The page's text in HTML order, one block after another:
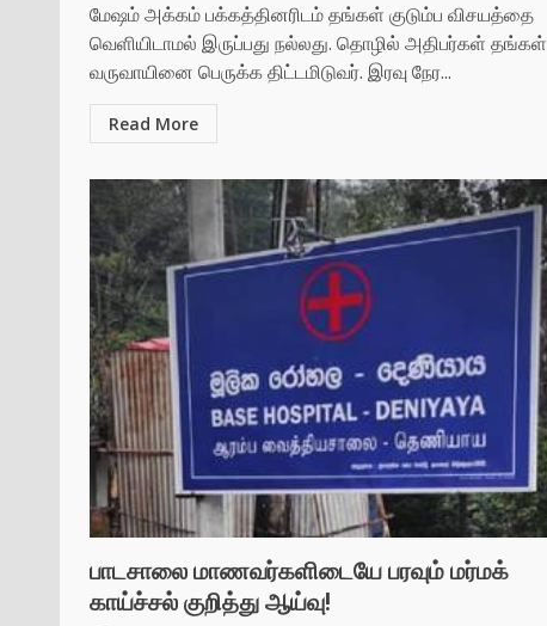
மேஷம் அக்கம் பக்கத்தினரிடம் தங்கள் குடும்ப விசயத்தை
வெளியிடாமல் இருப்பது நல்லது. தொழில் அதிபர்கள் தங்கள்
வருவாயினை பெருக்க திட்டமிடுவர். இரவு நேர...
Read More
பாடசாலை மாணவர்களிடையே பரவும் மர்மக்
காய்ச்சல் குறித்து ஆய்வு!